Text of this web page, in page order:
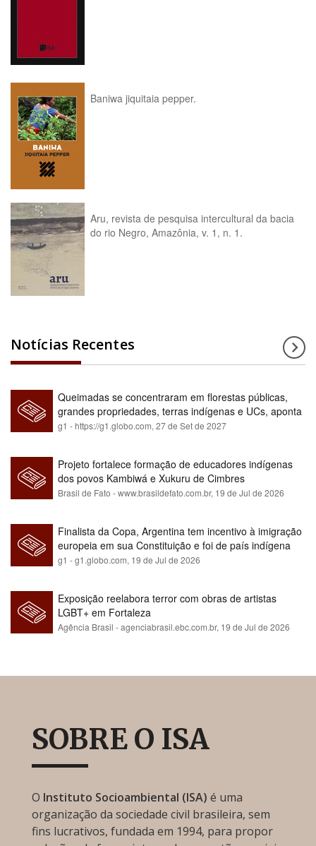
Baniwa jiquitaia pepper.
Aru, revista de pesquisa intercultural da bacia
do rio Negro, Amazônia, v. 1, n. 1.
Notícias Recentes
Queimadas se concentraram em florestas públicas,
grandes propriedades, terras indígenas e UCs, aponta
relatório
g1 - https://g1.globo.com, 27 de Set de 2027
Projeto fortalece formação de educadores indígenas
dos povos Kambiwá e Xukuru de Cimbres
Brasil de Fato - www.brasildefato.com.br, 19 de Jul de 2026
Finalista da Copa, Argentina tem incentivo à imigração
europeia em sua Constituição e foi de país indígena
para maioria branca
g1 - g1.globo.com, 19 de Jul de 2026
Exposição reelabora terror com obras de artistas
LGBT+ em Fortaleza
Agência Brasil - agenciabrasil.ebc.com.br, 19 de Jul de 2026
SOBRE O ISA
O Instituto Socioambiental (ISA) é uma
organização da sociedade civil brasileira, sem
fins lucrativos, fundada em 1994, para propor